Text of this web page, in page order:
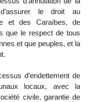
le droit au
et des Caraïbes, de
que le respect de tous
et que peuples, et la
d’endettement de
locaux, avec la
civile, garantie de